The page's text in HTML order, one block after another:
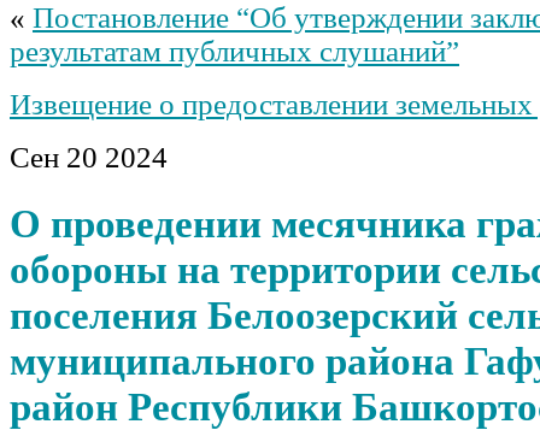
« Постановление “Об утверждении
результатам публичных слушаний”
Извещение о предоставлении земельных
Сен 20 2024
О проведении месячника
обороны на территории
поселения Белоозерский
муниципального района
район Республики